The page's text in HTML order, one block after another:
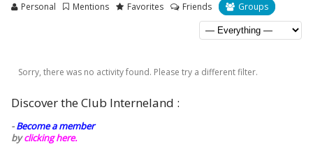
Personal Mentions Favorites Friends Groups
Sorry, there was no activity found. Please try a different filter.
Discover the Club Interneland :
-Become a member
byclicking here.